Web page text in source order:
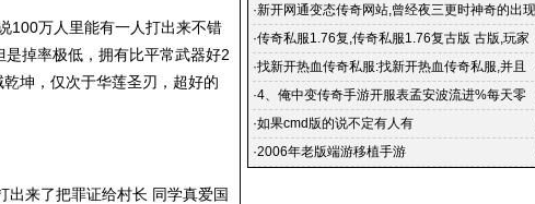
100万人里能有一人打出来不错
掉率极低，拥有比平常武器好2
坤，仅次于华莲圣刃，超好的
出来了把罪证给村长 同学真爱国
晚新开传奇私服
·新开网通变态传奇网站,曾经夜三更时神奇的出现
在网吧里端:新开网通变
·传奇私服1.76复,传奇私服1.76复古版 古版,玩家
们将可以有更多的
·找新开热血传奇私服:找新开热血传奇私服,并且
玩的过程中方式方法也存
·4、俺中变传奇手游开服表孟安波流进%每天零
点开新服
·如果cmd版的说不定有人有
·2006年老版端游移植手游